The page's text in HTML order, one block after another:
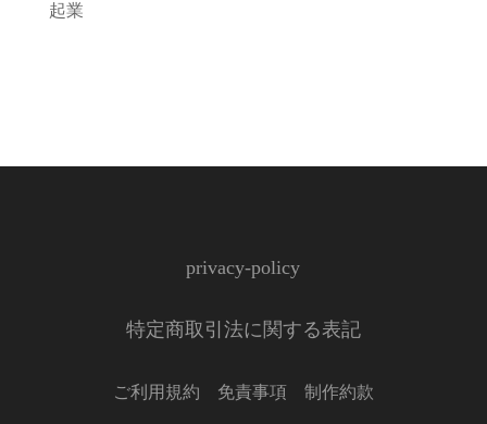
起業
privacy-policy
特定商取引法に関する表記
ご利用規約 免責事項 制作約款